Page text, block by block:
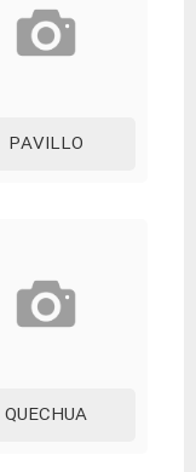
PAVILLO
QUECHUA